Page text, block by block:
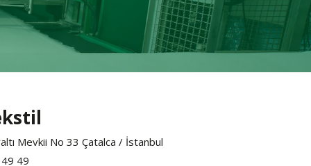
Mevkii No 33 Çatalca / İstanbul
49